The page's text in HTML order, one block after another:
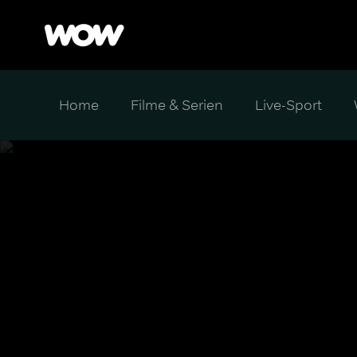
Home Filme & Serien Live-Sport